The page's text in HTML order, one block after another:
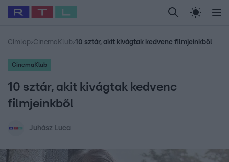
Legfrissebb RTL Híradó Randi Celeb vagyok,
Babits Marcella Most Wanted Gallusz
Címlap›CinemaKlub›10 sztár, akit kivágtak kedvenc filmjeinkből
CinemaKlub
10 sztár, akit kivágtak kedvenc
filmjeinkből
Juhász Luca